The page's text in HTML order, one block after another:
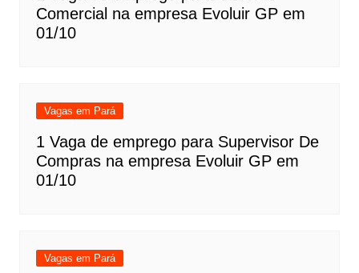
Comercial na empresa Evoluir GP em
01/10
Vagas em Pará
1 Vaga de emprego para Supervisor De
Compras na empresa Evoluir GP em
01/10
Vagas em Pará